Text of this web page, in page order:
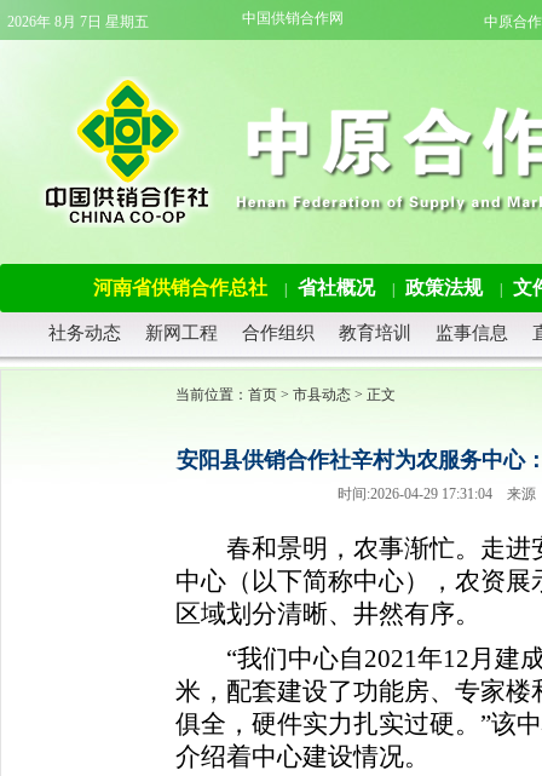
2026年 8月 7日 星期五 中国供销合作网 中原合
河南省供销合作总社 省社概况 政策法规 文
社务动态 新网工程 合作组织 教育培训 监事信息
当前位置： 首页 > 市县动态 > 正文
安阳县供销合作社辛村为农服务中心
时间:2026-04-29 17:31:04 来
春和景明，农事渐忙。走进
中心（以下简称中心），农资
区域划分清晰、井然有序。
“我们中心自2021年12月建
米，配套建设了功能房、专家
俱全，硬件实力扎实过硬。”该
介绍着中心建设情况。